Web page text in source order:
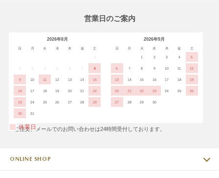
営業日のご案内
2026年8月
日 月 火 水 木 金 土
1
2 3 4 5 6 7 8
9 10 11 12 13 14 15
16 17 18 19 20 21 22
23 24 25 26 27 28 29
30 31
2026年9月
日 月 火 水 木 金 土
1 2 3 4 5
6 7 8 9 10 11 12
13 14 15 16 17 18 19
20 21 22 23 24 25 26
27 28 29 30
休業日
※ご注文、メールでのお問い合わせは24時間受付しております。
ONLINE SHOP